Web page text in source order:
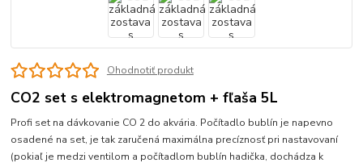
Ohodnotiť produkt
CO2 set s elektromagnetom + fľaša 5L
Profi set na dávkovanie CO 2 do akvária. Počítadlo bublín je napevno
osadené na set, je tak zaručená maximálna precíznosť pri nastavovaní
(pokiaľ je medzi ventilom a počítadlom bublín hadička, dochádza k